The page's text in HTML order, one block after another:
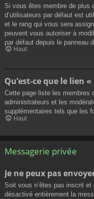
Si vous êtes membre de plus
d’utilisateurs par défaut est
et le rang qui vous sera
peuvent vous autoriser à
par défaut depuis le panneau
Haut
Qu’est-ce que le lien «
Cette page liste les membres
administrateurs et les
supplémentaires tels que les
Haut
Messagerie privée
Je ne peux pas
Soit vous n’êtes pas inscrit
désactivé entièrement la